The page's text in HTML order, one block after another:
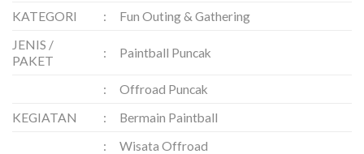
KATEGORI
:
Fun Outing & Gathering
JENIS /
PAKET
: Paintball Puncak
:
Offroad Puncak
KEGIATAN
:
Bermain Paintball
:
Wisata Offroad